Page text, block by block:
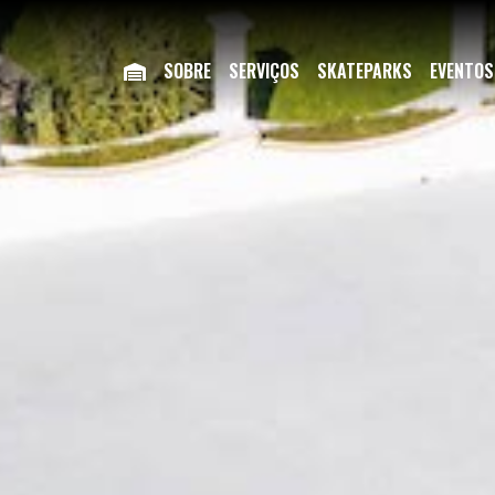
SOBRE SERVIÇOS SKATEPARKS EVENTOS